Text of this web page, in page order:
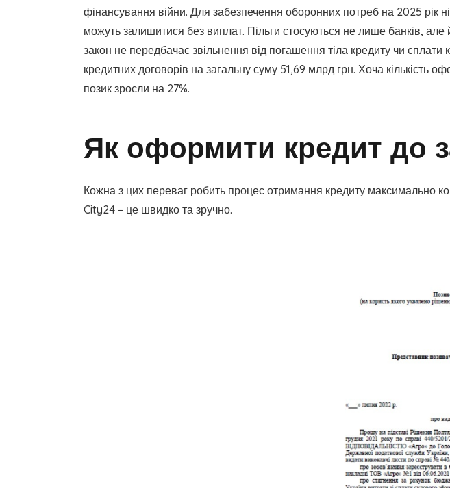
фінансування війни. Для забезпечення оборонних потреб на 2025 рік
можуть залишитися без виплат. Пільги стосуються не лише банків,
закон не передбачає звільнення від погашення тіла кредиту чи
кредитних договорів на загальну суму 51,69 млрд грн. Хоча
позик зросли на 27%.
Як оформити кредит до
Кожна з цих переваг робить процес отримання кредиту максимально
City24 – це швидко та зручно.